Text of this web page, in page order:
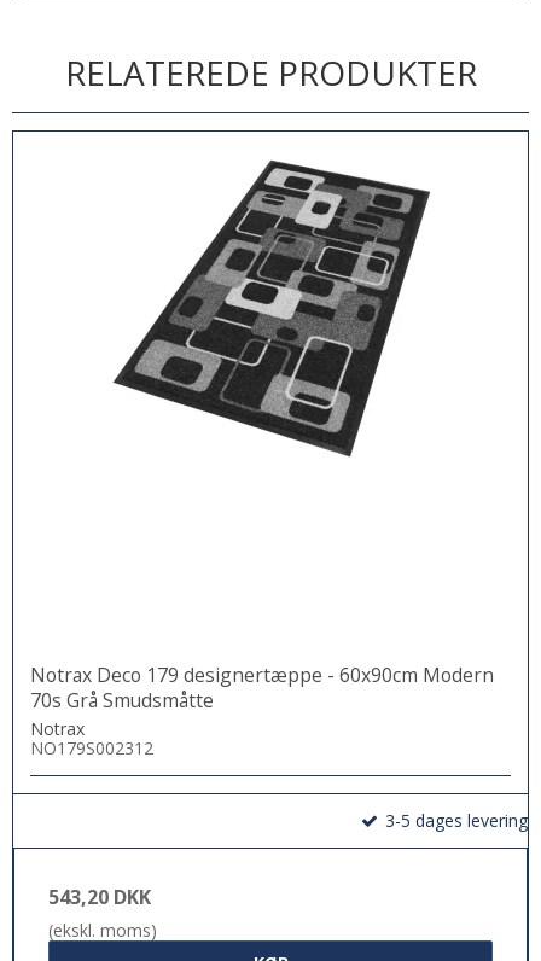
RELATEREDE PRODUKTER
Notrax Deco 179 designertæppe - 60x90cm Modern
70s Grå Smudsmåtte
Notrax
NO179S002312
3-5 dages levering
543,20 DKK
(ekskl. moms)